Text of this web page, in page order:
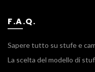
F.A.Q.
Sapere tutto su stufe e
La scelta del modello di